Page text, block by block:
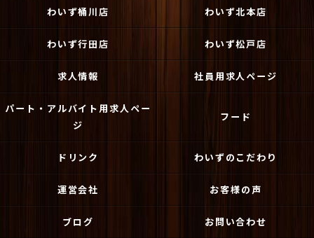
わいず桶川店 わいず北本店
わいず行田店 わいず松戸店
求人情報 社員用求人ページ
パート・アルバイト用求人ペー
ジ
フード
ドリンク わいずのこだわり
運営会社 お客様の声
ブログ お問い合わせ